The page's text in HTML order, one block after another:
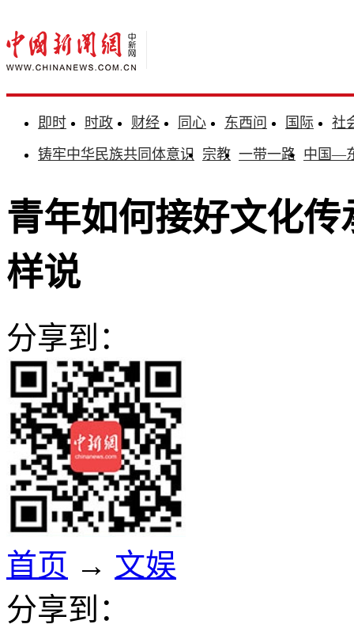
即时 时政 财经 同心 东西问 国际
社
铸牢中华民族共同体意识 宗教 一带一路 中国—
青年如何接好文化
样说
分享到：
首页 → 文娱
分享到：